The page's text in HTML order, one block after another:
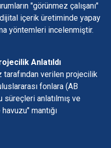
"görünmez çalışanı"
içerik üretiminde yapay
yöntemleri incelenmiştir.
Anlatıldı
verilen projecilik
fonlara (AB
anlatılmış ve
mantığı